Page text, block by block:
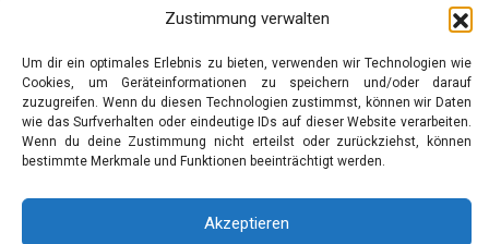
Zustimmung verwalten
Um dir ein optimales Erlebnis zu bieten, verwenden wir Technologien wie
Cookies, um Geräteinformationen zu speichern und/oder darauf
zuzugreifen. Wenn du diesen Technologien zustimmst, können wir Daten
wie das Surfverhalten oder eindeutige IDs auf dieser Website verarbeiten.
Wenn du deine Zustimmung nicht erteilst oder zurückziehst, können
bestimmte Merkmale und Funktionen beeinträchtigt werden.
Akzeptieren
Datenschutz